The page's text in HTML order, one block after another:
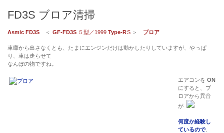
FD3S ブロア清掃
Asmic FD3S ＜ GF-FD3S５型／1999Type-RS＞ ブロア
車庫から出さなくとも、たまにエンジンだけは動かしたりしていますが、やっぱ
り、車は走らせて
なんぼの物ですね。
エアコンをON
にすると、ブ
ロアから異音
が
何度か経験し
ているので、